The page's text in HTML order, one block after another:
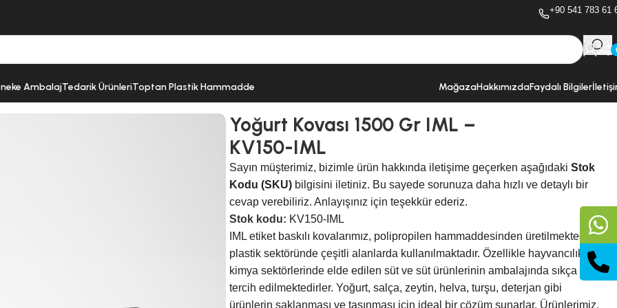
+90 541 783 61
AmbalajTedarik ÜrünleriToptan Plastik Hammadde MağazaHakkımızdaFaydalı Bilgiler
Yoğurt Kovası 1500 Gr IML –
KV150-IML
Sayın müşterimiz, bizimle ürün hakkında iletişime geçerken aşağıdakiStok
Kodu (SKU) bilgisini iletiniz. Bu sayede sorunuza daha hızlı ve detaylı bir
cevap verebiliriz. Anlayışınız için teşekkür ederiz.
Stok kodu: KV150-IML
IML etiket baskılı kovalarımız, polipropilen hammaddesinden üretilmektedir ve
plastik sektöründe çeşitli alanlarda kullanılmaktadır. Özellikle hayvancılık ve
kimya sektörlerinde elde edilen süt ve süt ürünlerinin ambalajında sıkça
tercih edilmektedirler. Yoğurt, salça, zeytin, helva, turşu, deterjan gibi
ürünlerin saklanması ve taşınması için ideal bir çözüm sunarlar. Ürünlerimiz,